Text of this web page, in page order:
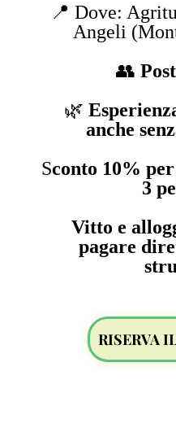
📍 Dove:
Angeli
👥
🌿
anche
Sconto 10%
3
Vitto e
pagare
RISERVA